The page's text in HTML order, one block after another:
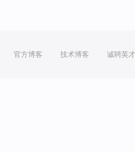
官方博客 技术博客 诚聘英才